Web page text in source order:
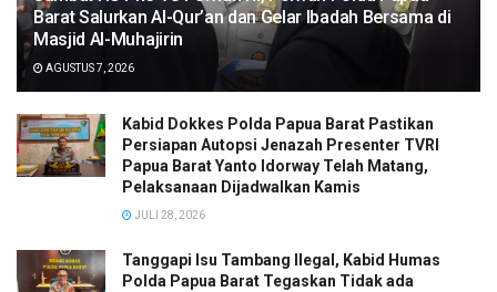
Barat Salurkan Al-Qur’an dan Gelar Ibadah Bersama di
Masjid Al-Muhajirin
AGUSTUS 7, 2026
Kabid Dokkes Polda Papua Barat Pastikan
Persiapan Autopsi Jenazah Presenter TVRI
Papua Barat Yanto Idorway Telah Matang,
Pelaksanaan Dijadwalkan Kamis
JULI 28, 2026
Tanggapi Isu Tambang Ilegal, Kabid Humas
Polda Papua Barat Tegaskan Tidak ada